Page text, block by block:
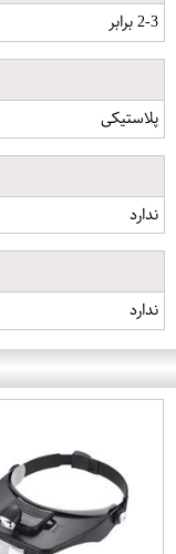
2-3 برابر
پلاستیکی
ندارد
ندارد